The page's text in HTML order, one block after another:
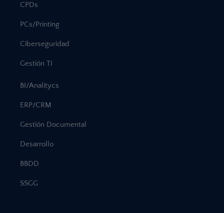
CPDs
PCs/Printing
Ciberseguridad
Gestión TI
BI/Analitycs
ERP/CRM
Gestión Documental
Desarrollo
BBDD
SSGG